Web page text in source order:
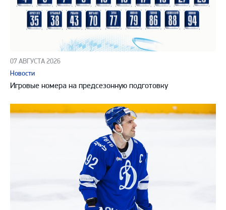
07 АВГУСТА 2026
Новости
Игровые номера на предсезонную подготовку